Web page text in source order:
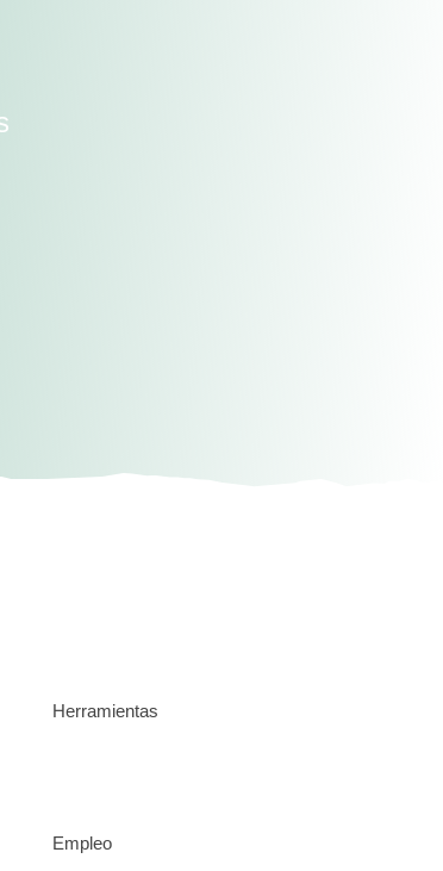
Herramientas
Empleo